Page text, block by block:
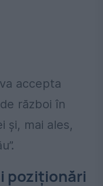
accepta
război în
şi, mai ales,
poziţionări